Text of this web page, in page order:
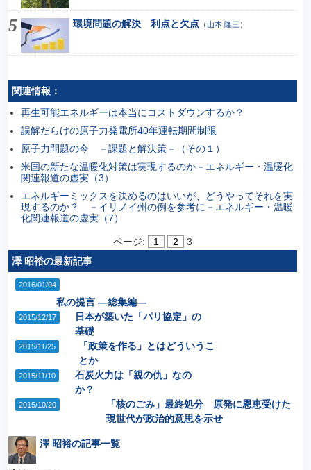
環境問題の解決 利点と欠点 （山本 隆三 ）
関連情報：
再生可能エネルギーは本当にコストダウンするか？
誤解だらけの原子力発電所40年運転期間制限
原子力問題の今 －課題と解決策－（その１）
米国の新たな温暖化対策は実現するのか－エネルギー・温暖化
関連報道の虚実（3）
エネルギーミックスを決めるのはいいが、どうやってそれを実
現するのか？ －イリノイ州の例を参考に－エネルギー・温暖
化関連報道の虚実（7）
ページ: 1 2
3
澤 昭裕の最新記事
2016/01/04
私の提言 ―総集編―
2015/12/17
日本が築いた「パリ協定」の
基礎
2015/11/25
「政策を作る」とはどういうこ
とか
2015/11/10
石炭火力は「親の仇」なの
か？
2015/10/20
「核のごみ」最終処分 原発に恩恵受けた
現世代が政治的意思を示せ
澤 昭裕の記事一覧